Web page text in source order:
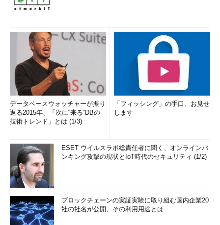
データベースウォッチャーが振り
返る2015年、「次に“来る”DBの
技術トレンド」とは (1/3)
「フィッシング」の手口、お見せ
します
ESET ウイルスラボ総責任者に聞く、オンラインバ
ンキング攻撃の現状とIoT時代のセキュリティ (1/2)
ブロックチェーンの実証実験に取り組む国内企業20
社の社名が公開、その利用用途とは